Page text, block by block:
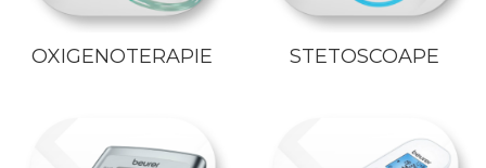
OXIGENOTERAPIE STETOSCOAPE